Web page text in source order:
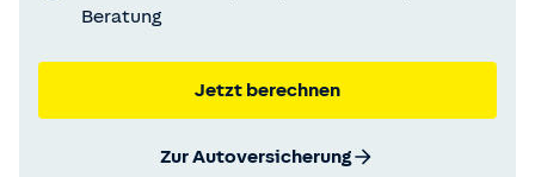
Beratung
Jetzt berechnen
Zur Autoversicherung